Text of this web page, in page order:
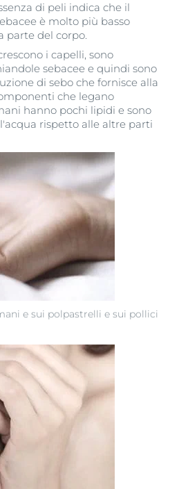
e sui polpastrelli e sui pollici
di peli indica che il
è molto più basso
parte del corpo.
i capelli, sono
sebacee e quindi sono
di sebo che fornisce alla
che legano
hanno pochi lipidi e sono
rispetto alle altre parti